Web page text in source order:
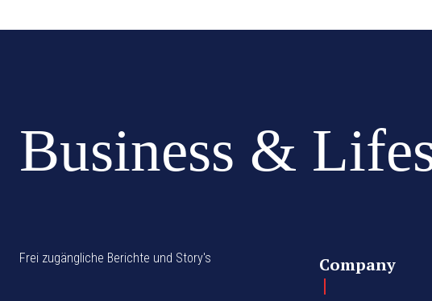
Business &
Frei zugängliche Berichte und Story's Company